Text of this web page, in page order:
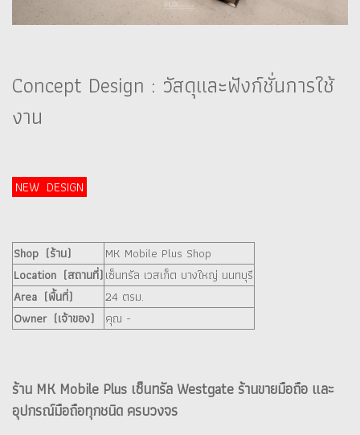
Concept Design : วัสดุและฟังก์ชั่นการใช้
งาน
NEW DESIGN
Shop (ร้าน)
MK Mobile Plus Shop
Location (สถานที่)เซ็นทรัล เวสเก็ต บางใหญ่ นนทบุรี
Area (พื้นที่)
24 ตรม.
Owner (เจ้าของ)
คุณ -
ร้าน MK Mobile Plus เซ็นทรัล Westgate ร้านขายมือถือ และ
อุปกรณ์มือถือทุกชนิด ครบวงจร